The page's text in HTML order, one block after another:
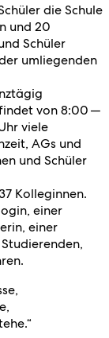
die Schule
und 20
Schüler
umliegenden
von 8:00 —
viele
AGs und
und Schüler
Kolleginnen.
einer
einer